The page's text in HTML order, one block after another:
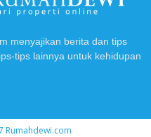
menyajikan berita dan tips
tips lainnya untuk kehidupan
Rumahdewi.com